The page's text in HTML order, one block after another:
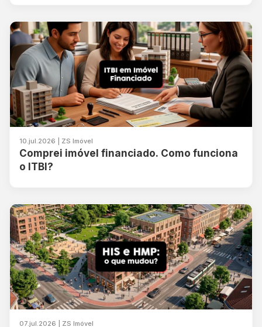
10.jul.2026 | ZS Imóvel
Comprei imóvel financiado. Como funciona
o ITBI?
07.jul.2026 | ZS Imóvel